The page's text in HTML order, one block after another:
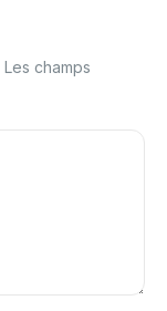
Les champs